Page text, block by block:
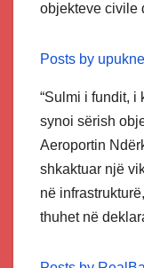
objekteve civile
Posts by
“Sulmi i fundit, i
synoi sërish
Aeroportin
shkaktuar një
në
thuhet në